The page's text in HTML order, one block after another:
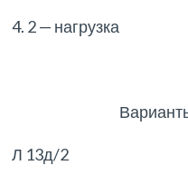
4. 2 — нагрузка
Л 13д/2